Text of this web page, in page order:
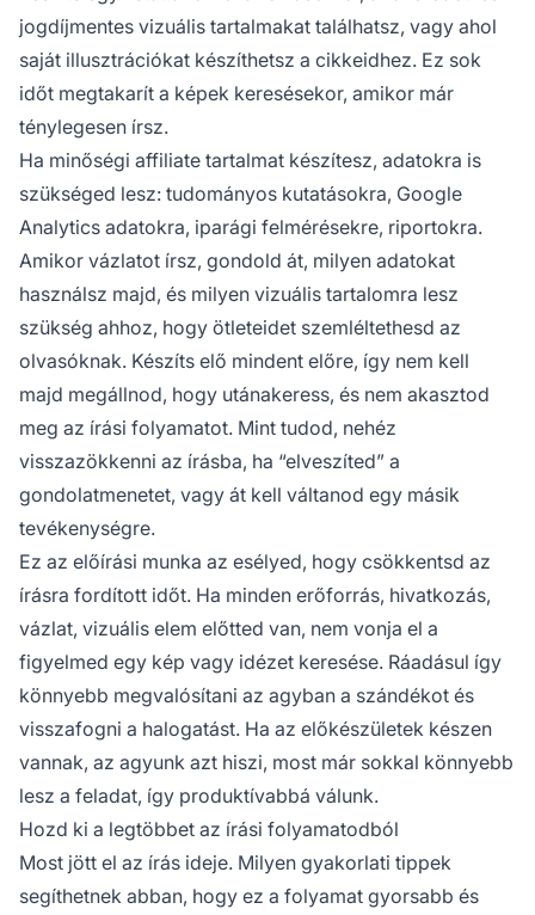
jogdíjmentes vizuális tartalmakat találhatsz, vagy ahol
saját illusztrációkat készíthetsz a cikkeidhez. Ez sok
időt megtakarít a képek keresésekor, amikor már
ténylegesen írsz.
Ha minőségi affiliate tartalmat készítesz, adatokra is
szükséged lesz: tudományos kutatásokra, Google
Analytics adatokra, iparági felmérésekre, riportokra.
Amikor vázlatot írsz, gondold át, milyen adatokat
használsz majd, és milyen vizuális tartalomra lesz
szükség ahhoz, hogy ötleteidet szemléltethesd az
olvasóknak. Készíts elő mindent előre, így nem kell
majd megállnod, hogy utánakeress, és nem akasztod
meg az írási folyamatot. Mint tudod, nehéz
visszazökkenni az írásba, ha “elveszíted” a
gondolatmenetet, vagy át kell váltanod egy másik
tevékenységre.
Ez az előírási munka az esélyed, hogy csökkentsd az
írásra fordított időt. Ha minden erőforrás, hivatkozás,
vázlat, vizuális elem előtted van, nem vonja el a
figyelmed egy kép vagy idézet keresése. Ráadásul így
könnyebb megvalósítani az agyban a szándékot és
visszafogni a halogatást. Ha az előkészületek készen
vannak, az agyunk azt hiszi, most már sokkal könnyebb
lesz a feladat, így produktívabbá válunk.
Hozd ki a legtöbbet az írási folyamatodból
Most jött el az írás ideje. Milyen gyakorlati tippek
segíthetnek abban, hogy ez a folyamat gyorsabb és